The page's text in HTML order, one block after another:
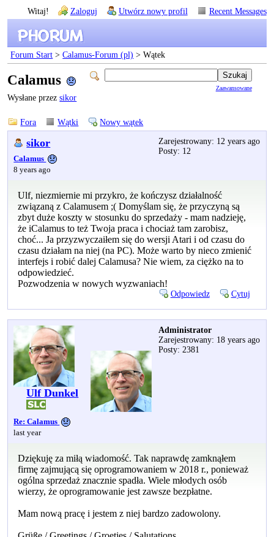
Witaj! Zaloguj Utwórz nowy profil Recent Messages
Forum Start >Calamus-Forum (pl) > Wątek
Zaawansowane
Calamus
Wysłane przezsikor
Fora Wątki Nowy wątek
sikor
Calamus
8 years ago
Zarejestrowany: 12 years ago
Posty: 12
Ulf, niezmiernie mi przykro, że kończysz działalność
związaną z Calamusem ;( Domyślam się, że przyczyną są
zbyt duże koszty w stosunku do sprzedaży - mam nadzieję,
że iCalamus to też Twoja praca i chociaż tam zarobisz,
choć... Ja przyzwyczaiłem się do wersji Atari i od czasu do
czasu działam na niej (na PC). Może warto by nieco zmienić
interfejs i robić dalej Calamusa? Nie wiem, za ciężko na to
odpowiedzieć.
Pozwodzenia w nowych wyzwaniach!
Odpowiedz Cytuj
Ulf Dunkel
Re: Calamus
last year
Administrator
Zarejestrowany: 18 years ago
Posty: 2381
Dziękuję za miłą wiadomość. Tak naprawdę zamknąłem
firmę zajmującą się oprogramowaniem w 2018 r., ponieważ
ogólna sprzedaż znacznie spadła. Wiele młodych osób
wierzy, że oprogramowanie jest zawsze bezpłatne.
Mam nową pracę i jestem z niej bardzo zadowolony.